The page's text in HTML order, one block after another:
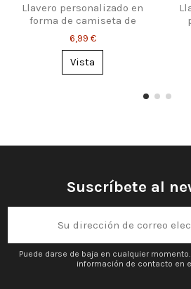
Llavero personalizado en
forma de camiseta de
fútbol
6,99 €
Vista
Suscríbete al
Puede darse de baja en cualquier
información de contacto en